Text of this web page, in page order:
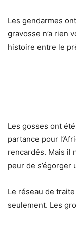
Les gendarmes
gravosse n’a rien
histoire entre le
Les gosses ont
partance pour
rencardés. Mais il
peur de
Le réseau de
seulement. Les